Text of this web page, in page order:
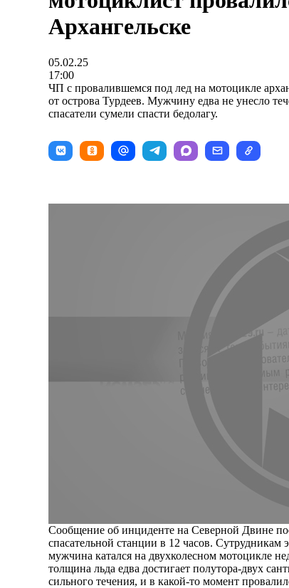
Архангельске
05.02.25
17:00
ЧП с провалившемся под лед на мотоцикле
от острова Турдеев. Мужчину едва не унесло
спасатели сумели спасти бедолагу.
Сообщение об инциденте на Северной Двине
спасательной станции в 12 часов.
мужчина катался на двухколесном мотоцикле
толщина льда едва достигает полутора-двух
сильного течения, и в какой-то момент